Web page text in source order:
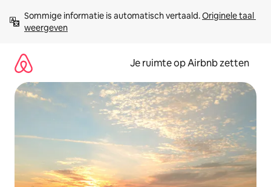
direct
naar
Sommige informatie is automatisch vertaald. Originele taal
weergeven
Je ruimte op Airbnb zetten